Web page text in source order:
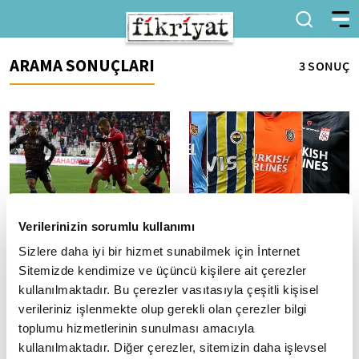
Verilerinizin sorumlu kullanımı
Sizlere daha iyi bir hizmet sunabilmek için İnternet
Sitemizde kendimize ve üçüncü kişilere ait çerezler
kullanılmaktadır. Bu çerezler vasıtasıyla çeşitli kişisel
verileriniz işlenmekte olup gerekli olan çerezler bilgi
toplumu hizmetlerinin sunulması amacıyla
kullanılmaktadır. Diğer çerezler, sitemizin daha işlevsel
ARAMA SONUÇLARI 3 SONUÇ
Beşiktaş, Sivas'ta yenildi
Spor Toto Süper Lig'in 23. hafta
maçında Demir Grup Sivasspor,
sahasında Beşiktaş'ı 1-0 mağlup
Türk takımlarının UEFA
kazancı yaklaşık 43 milyon
avro
Türkiye, Avrupa kupalarında 4
takımla yoluna ederken,
kulüplerin toplam UEFA kazancı
43 milyon avroya yaklaştı.